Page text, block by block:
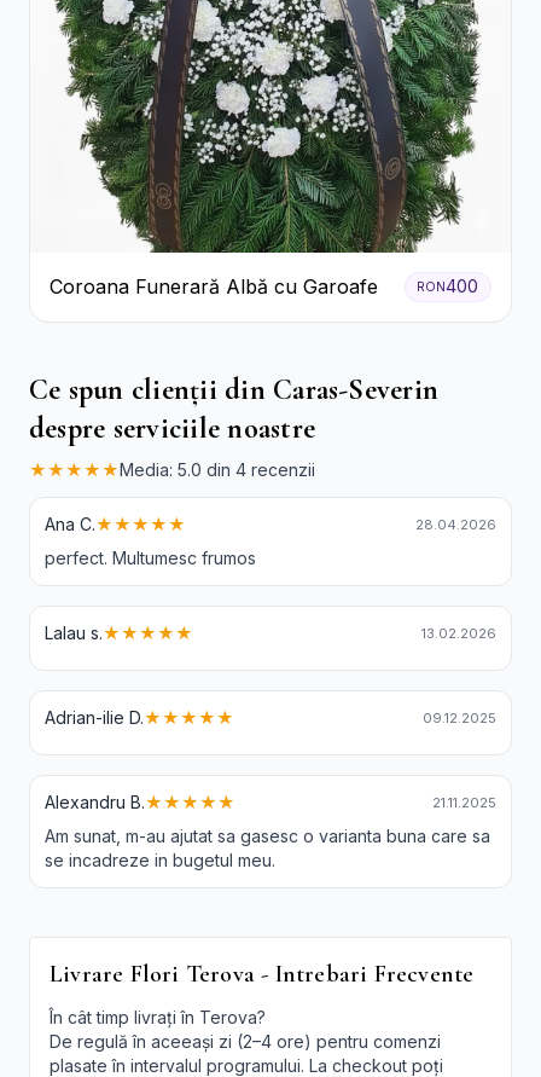
Coroana Funerară Albă cu Garoafe RON400
Ce spun clienții din Caras-Severin
despre serviciile noastre
★★★★★Media: 5.0 din 4 recenzii
Ana C.★★★★★ 28.04.2026
perfect. Multumesc frumos
Lalau s.★★★★★ 13.02.2026
Adrian-ilie D.★★★★★ 09.12.2025
Alexandru B.★★★★★ 21.11.2025
Am sunat, m-au ajutat sa gasesc o varianta buna care sa
se incadreze in bugetul meu.
Livrare Flori Terova - Intrebari Frecvente
În cât timp livrați în Terova?
De regulă în aceeași zi (2–4 ore) pentru comenzi
plasate în intervalul programului. La checkout poți